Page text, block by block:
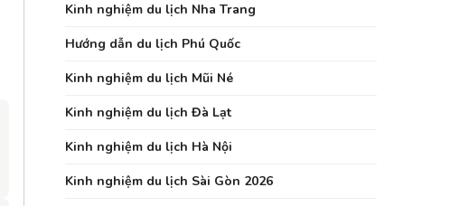
Kinh nghiệm du lịch Nha Trang
Hướng dẫn du lịch Phú Quốc
Kinh nghiệm du lịch Mũi Né
Kinh nghiệm du lịch Đà Lạt
Kinh nghiệm du lịch Hà Nội
Kinh nghiệm du lịch Sài Gòn 2026